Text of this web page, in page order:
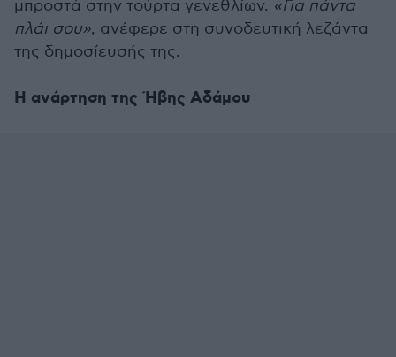
μπροστά στην τούρτα γενεθλίων. «Για πάντα
πλάι σου», ανέφερε στη συνοδευτική λεζάντα
της δημοσίευσής της.
Η ανάρτηση της Ήβης Αδάμου